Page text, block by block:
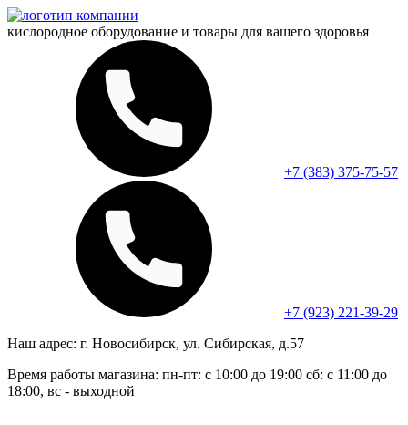
кислородное оборудование и товары для вашего здоровья
+7 (383) 375-75-57
+7 (923) 221-39-29
Наш адрес: г. Новосибирск, ул. Сибирская, д.57
Время работы магазина: пн-пт: с 10:00 до 19:00 сб: с 11:00 до
18:00, вс - выходной